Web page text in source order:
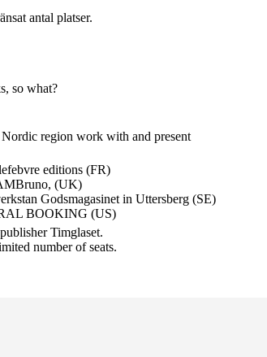
antal platser.
so what?
region work with and present
editions (FR)
(UK)
Godsmagasinet in Uttersberg (SE)
BOOKING (US)
Timglaset.
number of seats.